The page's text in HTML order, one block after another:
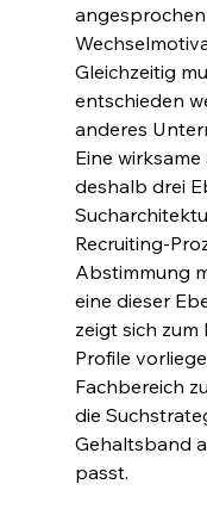
Gleichzeitig
entschieden
anderes
Eine
deshalb drei
Recruiting-
Abstimmung
eine dieser
zeigt sich zum
Profile
Fachbereich
die
Gehaltsband
passt.